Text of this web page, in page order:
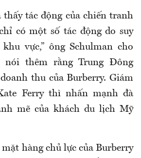
thấy tác động của chiến tranh
có một số tác động do suy
vực,” ông Schulman cho
nói thêm rằng Trung Đông
thu của Burberry. Giám
Ferry thì nhấn mạnh đà
mẽ của khách du lịch Mỹ
hàng chủ lực của Burberry